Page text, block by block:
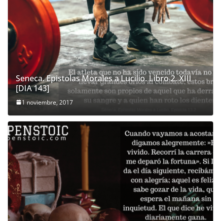
Seneca. Epistolas Morales a Lucilio. Libro 2. XIII
[DIA 143]
1 noviembre, 2017